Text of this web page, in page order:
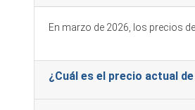
El precio spot de lámina de
La tendencia del costo de
En marzo de 2026, los precios
¿Cuál es el precio actual